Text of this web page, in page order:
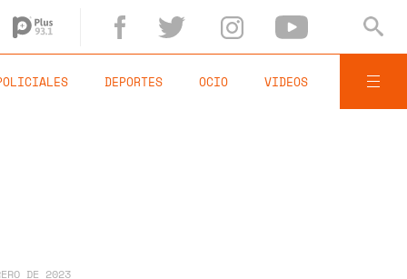
DEPORTES OCIO VIDEOS
DE 2023